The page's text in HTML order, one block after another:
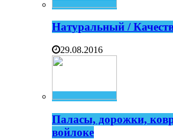
Натуральный /
29.08.2016
Паласы, дорожки,
войлоке